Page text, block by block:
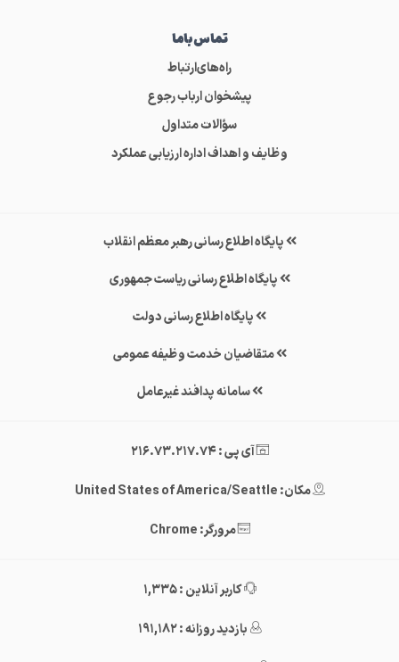
تماس‌باما
راه‌های‌ارتباط
پیشخوان ارباب رجوع
سؤالات متداول
وظایف و اهداف اداره ارزیابی عملکرد
پایگاه اطلاع رسانی رهبر معظم انقلاب
پایگاه اطلاع رسانی ریاست جمهوری
پایگاه اطلاع رسانی دولت
متقاضیان خدمت وظیفه عمومی
سامانه پدافند غیرعامل
آی پی : 216.73.217.74
مکان: United States of America/Seattle
مرورگر: Chrome
کاربر آنلاین : 1,335
بازدید روزانه : 191,182